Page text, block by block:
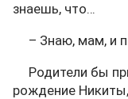
знаешь, что…
– Знаю, мам, и
Родители бы
рождение